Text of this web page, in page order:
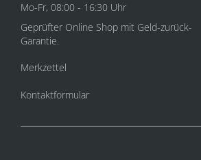
Mo-Fr, 08:00 - 16:30 Uhr
Geprüfter Online Shop mit Geld-zurück-
Garantie.
Merkzettel
Kontaktformular